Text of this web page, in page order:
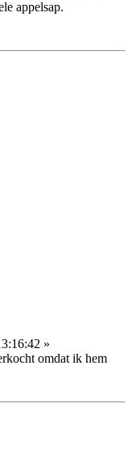
appelsap.
»
omdat ik hem